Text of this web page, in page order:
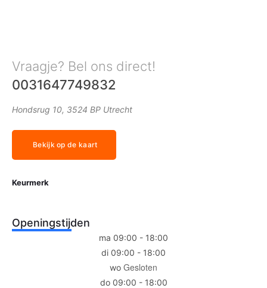
Vraagje? Bel ons direct!
0031647749832
Hondsrug 10, 3524 BP Utrecht
Bekijk op de kaart
Keurmerk
Openingstijden
ma 09:00 - 18:00
di 09:00 - 18:00
wo Gesloten
do 09:00 - 18:00